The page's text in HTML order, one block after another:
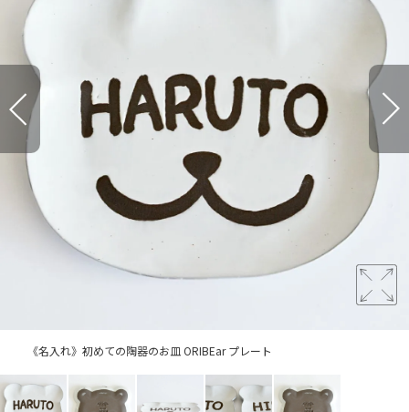
《名入れ》初めての陶器のお皿 ORIBEar プレート